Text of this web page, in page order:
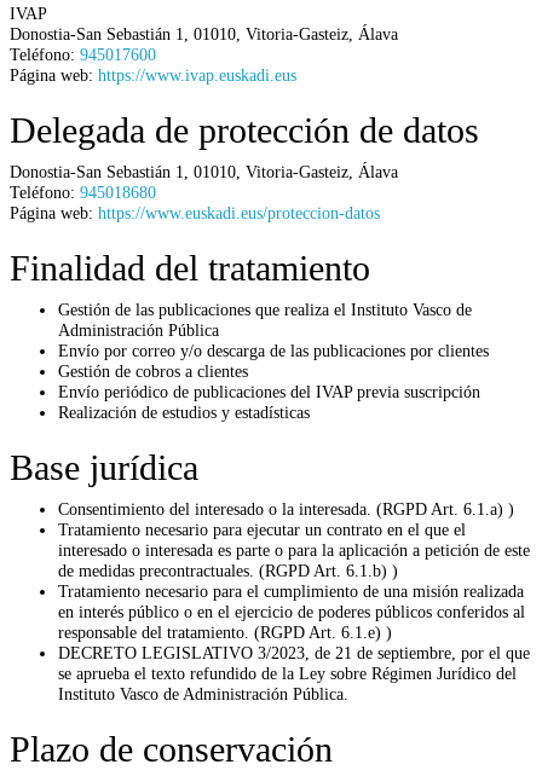
IVAP
Donostia-San Sebastián 1
01010 Vitoria-Gasteiz Álava
Teléfono: 945017600
Página web: https://www.ivap.euskadi.eus
Delegada de protección de datos
Donostia-San Sebastián 1 01010 Vitoria-Gasteiz Álava
Teléfono: 945018680
Página web: https://www.euskadi.eus/proteccion-datos
Finalidad del tratamiento
Gestión de las publicaciones que realiza el Instituto Vasco de
Administración Pública
Envío por correo y/o descarga de las publicaciones por clientes
Gestión de cobros a clientes
Envío periódico de publicaciones del IVAP previa suscripción
Realización de estudios y estadísticas
Base jurídica
Consentimiento del interesado o la interesada. (RGPD Art. 6.1.a) )
Tratamiento necesario para ejecutar un contrato en el que el
interesado o interesada es parte o para la aplicación a petición de este
de medidas precontractuales. (RGPD Art. 6.1.b) )
Tratamiento necesario para el cumplimiento de una misión realizada
en interés público o en el ejercicio de poderes públicos conferidos al
responsable del tratamiento. (RGPD Art. 6.1.e) )
DECRETO LEGISLATIVO 3/2023, de 21 de septiembre, por el que
se aprueba el texto refundido de la Ley sobre Régimen Jurídico del
Instituto Vasco de Administración Pública.
Plazo de conservación